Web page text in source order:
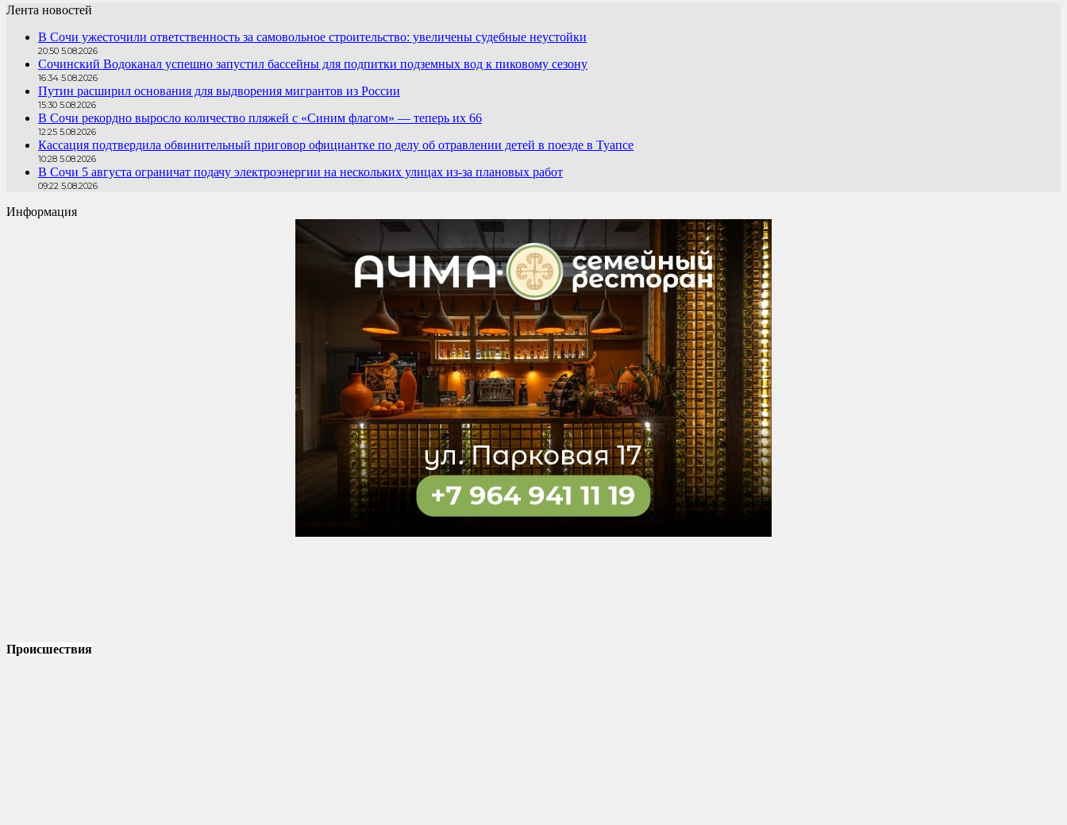
Лента новостей
В Сочи ужесточили ответственность за самовольное строительство: увеличены судебные неустойки
20:50 5.08.2026
Сочинский Водоканал успешно запустил бассейны для подпитки подземных вод к пиковому сезону
16:34 5.08.2026
Путин расширил основания для выдворения мигрантов из России
15:30 5.08.2026
В Сочи рекордно выросло количество пляжей с «Синим флагом» — теперь их 66
12:25 5.08.2026
Кассация подтвердила обвинительный приговор официантке по делу об отравлении детей в поезде в Туапсе
10:28 5.08.2026
В Сочи 5 августа ограничат подачу электроэнергии на нескольких улицах из-за плановых работ
09:22 5.08.2026
Информация
Происшествия